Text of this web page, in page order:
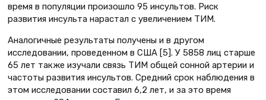
время в популяции произошло 95 инсультов. Риск
развития инсульта нарастал с увеличением ТИМ.
Аналогичные результаты получены и в другом
исследовании, проведенном в США [5]. У 5858 лиц старше
65 лет также изучали связь ТИМ общей сонной артерии и
частоты развития инсультов. Средний срок наблюдения в
этом исследовании составил 6,2 лет, и за это время